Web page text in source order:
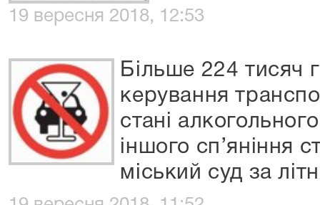
19 вересня 2018, 12:53
Більше 224 тисяч
керування
стані
іншого сп’яніння
міський суд за